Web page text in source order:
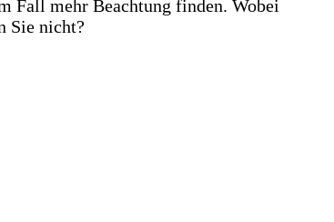
Fall mehr Beachtung finden. Wobei
Sie nicht?